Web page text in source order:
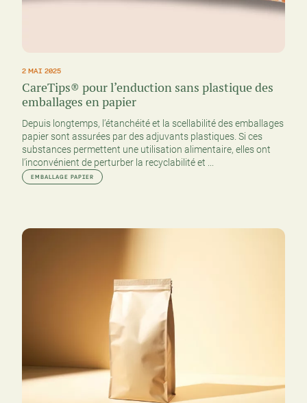
2 MAI 2025
CareTips® pour l’enduction sans plastique des
emballages en papier
Depuis longtemps, l’étanchéité et la scellabilité des emballages
papier sont assurées par des adjuvants plastiques. Si ces
substances permettent une utilisation alimentaire, elles ont
l’inconvénient de perturber la recyclabilité et ...
EMBALLAGE PAPIER